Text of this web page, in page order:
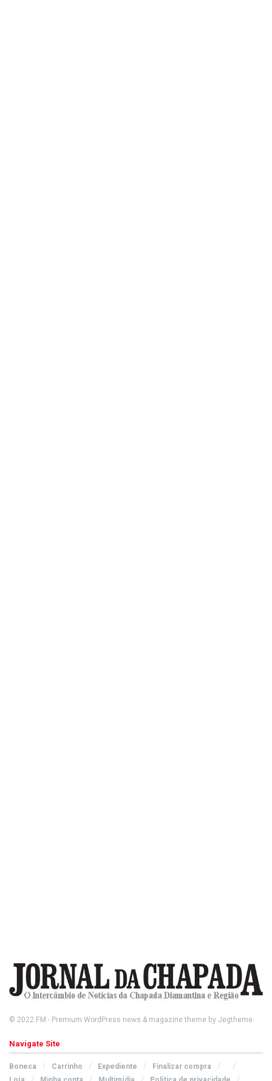
© 2022 FM - Premium WordPress news & magazine theme by Jegtheme.
Navigate Site
Boneca Carrinho Expediente
Finalizar compra